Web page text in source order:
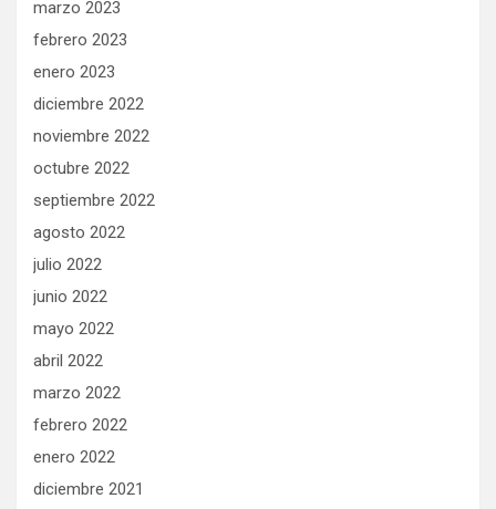
marzo 2023
febrero 2023
enero 2023
diciembre 2022
noviembre 2022
octubre 2022
septiembre 2022
agosto 2022
julio 2022
junio 2022
mayo 2022
abril 2022
marzo 2022
febrero 2022
enero 2022
diciembre 2021